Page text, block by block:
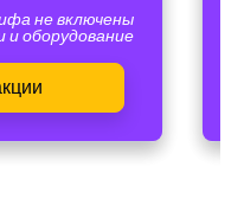
не включены
и оборудование